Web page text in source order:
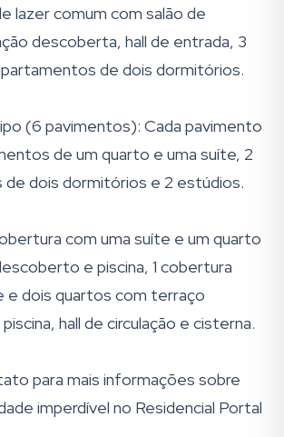
lazer comum com salão de
descoberta, hall de entrada, 3
de dois dormitórios.
(6 pavimentos): Cada pavimento
de um quarto e uma suíte, 2
dois dormitórios e 2 estúdios.
com uma suíte e um quarto
e piscina, 1 cobertura
e dois quartos com terraço
hall de circulação e cisterna.
para mais informações sobre
imperdível no Residencial Portal